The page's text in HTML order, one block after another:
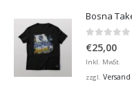
Bosna
0 von 5
€25,00
Inkl. MwSt.
zzgl. Versand